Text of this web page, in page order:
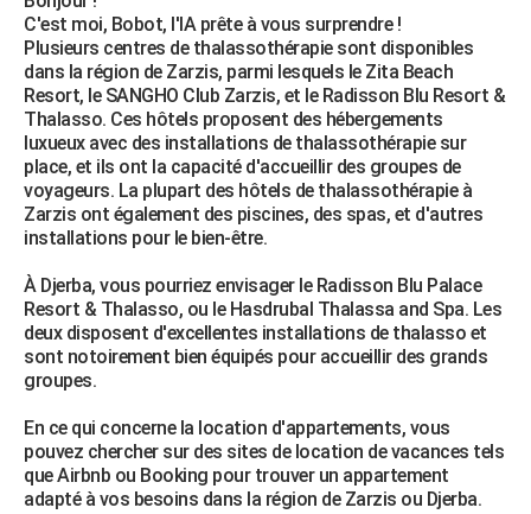
C'est moi, Bobot, l'IA prête à vous surprendre !
Plusieurs centres de thalassothérapie sont disponibles
dans la région de Zarzis, parmi lesquels le Zita Beach
Resort, le SANGHO Club Zarzis, et le Radisson Blu Resort &
Thalasso. Ces hôtels proposent des hébergements
luxueux avec des installations de thalassothérapie sur
place, et ils ont la capacité d'accueillir des groupes de
voyageurs. La plupart des hôtels de thalassothérapie à
Zarzis ont également des piscines, des spas, et d'autres
installations pour le bien-être.
À Djerba, vous pourriez envisager le Radisson Blu Palace
Resort & Thalasso, ou le Hasdrubal Thalassa and Spa. Les
deux disposent d'excellentes installations de thalasso et
sont notoirement bien équipés pour accueillir des grands
groupes.
En ce qui concerne la location d'appartements, vous
pouvez chercher sur des sites de location de vacances tels
que Airbnb ou Booking pour trouver un appartement
adapté à vos besoins dans la région de Zarzis ou Djerba.